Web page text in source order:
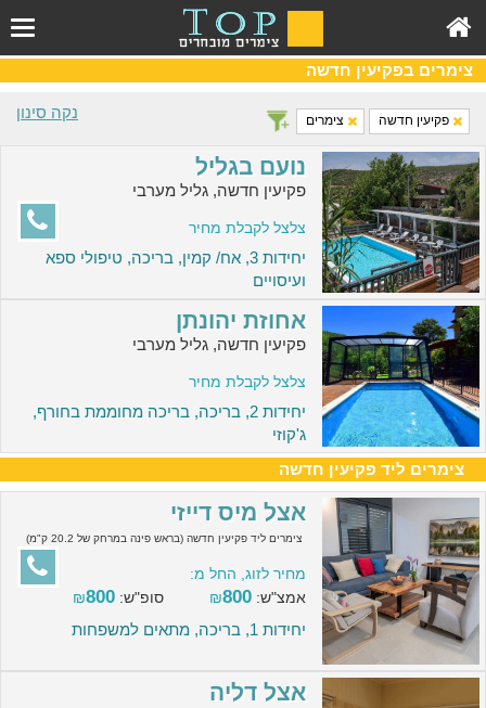
צימרים בפקיעין חדשה
נקה סינון פקיעין חדשה צימרים
נועם בגליל
פקיעין חדשה, גליל מערבי
צלצל לקבלת מחיר
יחידות 3, אח/ קמין, בריכה, טיפולי ספא
ועיסויים
אחוזת יהונתן
פקיעין חדשה, גליל מערבי
צלצל לקבלת מחיר
יחידות 2, בריכה, בריכה מחוממת בחורף,
ג'קוזי
צימרים ליד פקיעין חדשה
אצל מיס דייזי
צימרים ליד פקיעין חדשה (בראש פינה במרחק של 20.2 ק"מ)
מחיר לזוג, החל מ:
אמצ"ש:
₪800 סופ"ש: ₪800
יחידות 1, בריכה, מתאים למשפחות
אצל דליה